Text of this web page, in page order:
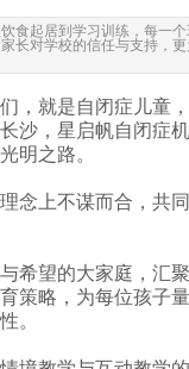
食起居到学习训练，每一
长对学校的信任与支持，
，就是自闭症儿童
沙，星启帆自闭症
明之路。
念上不谋而合，共
希望的大家庭，汇
策略，为每位孩子
。